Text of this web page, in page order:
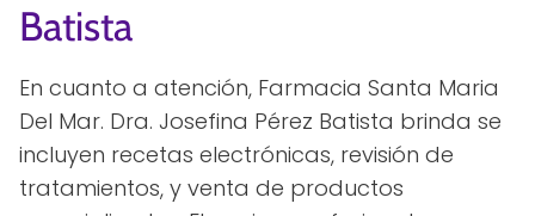
Batista
En cuanto a atención, Farmacia Santa Maria
Del Mar. Dra. Josefina Pérez Batista brinda se
incluyen recetas electrónicas, revisión de
tratamientos, y venta de productos